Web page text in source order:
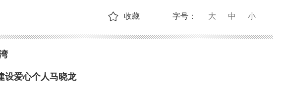
字号： 大 中 小
收藏
设爱心个人马晓龙